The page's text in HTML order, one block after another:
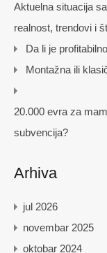
Aktuelna situacija
realnost, trendovi i
Da li je
Montažna ili
20.000 evra za
subvencija?
Arhiva
jul 2026
novembar 2025
oktobar 2024